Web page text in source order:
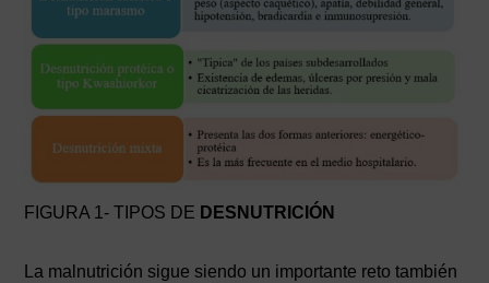
FIGURA 1- TIPOS DE DESNUTRICIÓN
La malnutrición sigue siendo un importante reto también